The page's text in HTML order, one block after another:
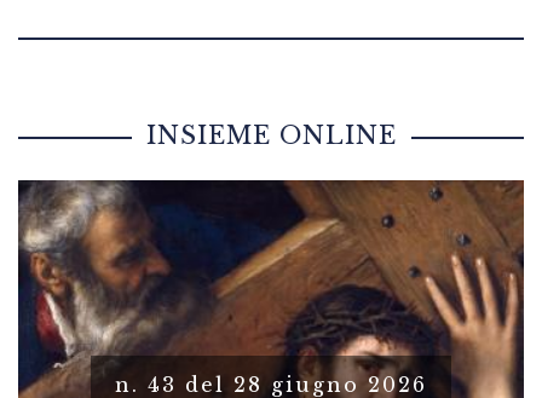
INSIEME ONLINE
n. 43 del 28 giugno 2026